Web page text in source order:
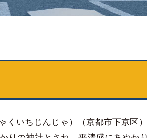
いちじんじゃ）（京都市下京区）